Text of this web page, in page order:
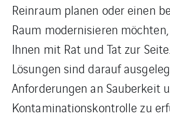
Reinraum planen oder einen
Raum modernisieren
Ihnen mit Rat und Tat zur
Lösungen sind darauf
Anforderungen an Sauberkeit
Kontaminationskontrolle zu